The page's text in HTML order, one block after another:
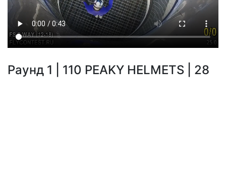
Раунд 1 | 110 PEAKY HELMETS | 28